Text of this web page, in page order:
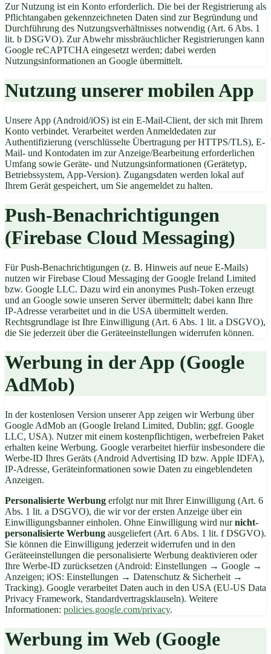
Zur Nutzung ist ein Konto erforderlich. Die bei der Registrierung als
Pflichtangaben gekennzeichneten Daten sind zur Begründung und
Durchführung des Nutzungsverhältnisses notwendig (Art. 6 Abs. 1
lit. b DSGVO). Zur Abwehr missbräuchlicher Registrierungen kann
Google reCAPTCHA eingesetzt werden; dabei werden
Nutzungsinformationen an Google übermittelt.
Nutzung unserer mobilen App
Unsere App (Android/iOS) ist ein E-Mail-Client, der sich mit Ihrem
Konto verbindet. Verarbeitet werden Anmeldedaten zur
Authentifizierung (verschlüsselte Übertragung per HTTPS/TLS), E-
Mail- und Kontodaten im zur Anzeige/Bearbeitung erforderlichen
Umfang sowie Geräte- und Nutzungsinformationen (Gerätetyp,
Betriebssystem, App-Version). Zugangsdaten werden lokal auf
Ihrem Gerät gespeichert, um Sie angemeldet zu halten.
Push-Benachrichtigungen
(Firebase Cloud Messaging)
Für Push-Benachrichtigungen (z. B. Hinweis auf neue E-Mails)
nutzen wir Firebase Cloud Messaging der Google Ireland Limited
bzw. Google LLC. Dazu wird ein anonymes Push-Token erzeugt
und an Google sowie unseren Server übermittelt; dabei kann Ihre
IP-Adresse verarbeitet und in die USA übermittelt werden.
Rechtsgrundlage ist Ihre Einwilligung (Art. 6 Abs. 1 lit. a DSGVO),
die Sie jederzeit über die Geräteeinstellungen widerrufen können.
Werbung in der App (Google
AdMob)
In der kostenlosen Version unserer App zeigen wir Werbung über
Google AdMob an (Google Ireland Limited, Dublin; ggf. Google
LLC, USA). Nutzer mit einem kostenpflichtigen, werbefreien Paket
erhalten keine Werbung. Google verarbeitet hierfür insbesondere die
Werbe-ID Ihres Geräts (Android Advertising ID bzw. Apple IDFA),
IP-Adresse, Geräteinformationen sowie Daten zu eingeblendeten
Anzeigen.
Personalisierte Werbung erfolgt nur mit Ihrer Einwilligung (Art. 6
Abs. 1 lit. a DSGVO), die wir vor der ersten Anzeige über ein
Einwilligungsbanner einholen. Ohne Einwilligung wird nurnicht-
personalisierte Werbung ausgeliefert (Art. 6 Abs. 1 lit. f DSGVO).
Sie können die Einwilligung jederzeit widerrufen und in den
Geräteeinstellungen die personalisierte Werbung deaktivieren oder
Ihre Werbe-ID zurücksetzen (Android: Einstellungen → Google →
Anzeigen; iOS: Einstellungen → Datenschutz & Sicherheit →
Tracking). Google verarbeitet Daten auch in den USA (EU-US Data
Privacy Framework, Standardvertragsklauseln). Weitere
Informationen: policies.google.com/privacy.
Werbung im Web (Google